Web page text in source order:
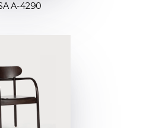
A-4290